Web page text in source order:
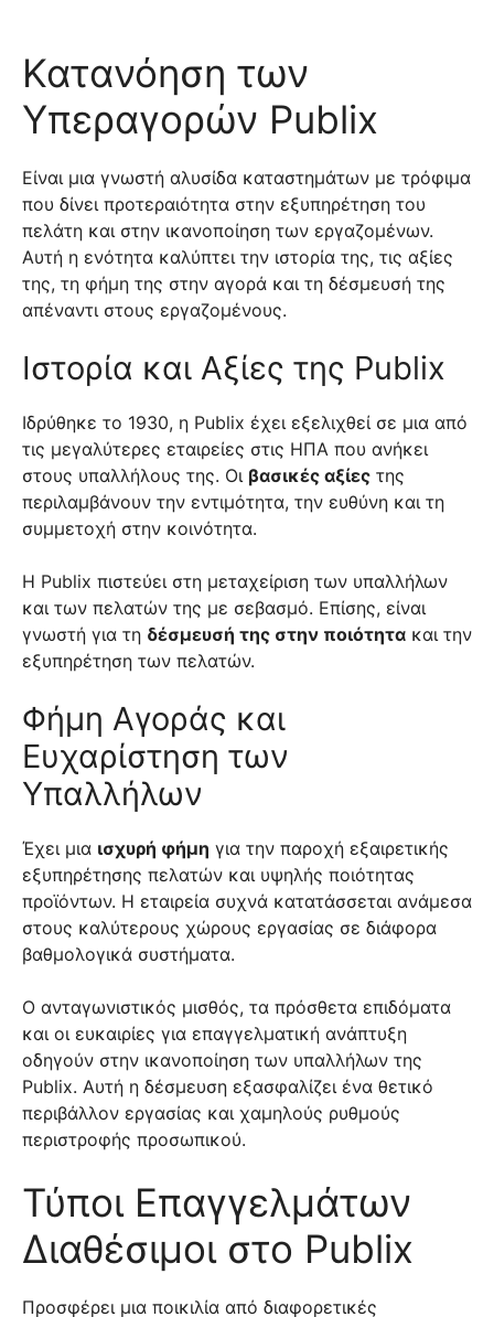
Κατανόηση των
Υπεραγορών Publix
Είναι μια γνωστή αλυσίδα καταστημάτων με τρόφιμα
που δίνει προτεραιότητα στην εξυπηρέτηση του
πελάτη και στην ικανοποίηση των εργαζομένων.
Αυτή η ενότητα καλύπτει την ιστορία της, τις αξίες
της, τη φήμη της στην αγορά και τη δέσμευσή της
απέναντι στους εργαζομένους.
Ιστορία και Αξίες της Publix
Ιδρύθηκε το 1930, η Publix έχει εξελιχθεί σε μια από
τις μεγαλύτερες εταιρείες στις ΗΠΑ που ανήκει
στους υπαλλήλους της. Οι βασικές αξίες της
περιλαμβάνουν την εντιμότητα, την ευθύνη και τη
συμμετοχή στην κοινότητα.
Η Publix πιστεύει στη μεταχείριση των υπαλλήλων
και των πελατών της με σεβασμό. Επίσης, είναι
γνωστή για τη δέσμευσή της στην ποιότητα και την
εξυπηρέτηση των πελατών.
Φήμη Αγοράς και
Ευχαρίστηση των
Υπαλλήλων
Έχει μια ισχυρή φήμη για την παροχή εξαιρετικής
εξυπηρέτησης πελατών και υψηλής ποιότητας
προϊόντων. Η εταιρεία συχνά κατατάσσεται ανάμεσα
στους καλύτερους χώρους εργασίας σε διάφορα
βαθμολογικά συστήματα.
Ο ανταγωνιστικός μισθός, τα πρόσθετα επιδόματα
και οι ευκαιρίες για επαγγελματική ανάπτυξη
οδηγούν στην ικανοποίηση των υπαλλήλων της
Publix. Αυτή η δέσμευση εξασφαλίζει ένα θετικό
περιβάλλον εργασίας και χαμηλούς ρυθμούς
περιστροφής προσωπικού.
Τύποι Επαγγελμάτων
Διαθέσιμοι στο Publix
Προσφέρει μια ποικιλία από διαφορετικές